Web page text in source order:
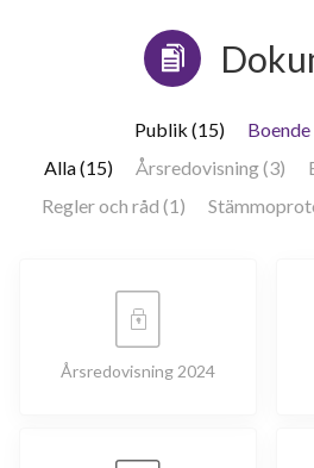
Publik (15) Boende
Alla (15)
Årsredovisning (3)
Regler och råd (1)
Årsredovisning 2024